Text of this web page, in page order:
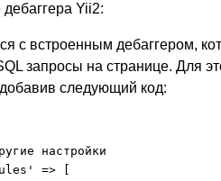
Yii2:
с встроенным дебаггером,
запросы на странице. Для
следующий код:
настройки
=> [